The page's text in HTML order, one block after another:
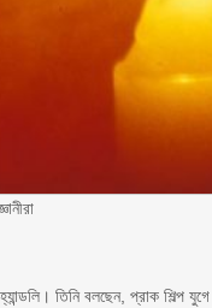
তিনি বলছেন, প্রাক শিল্প